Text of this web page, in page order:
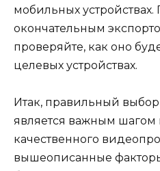
мобильных устройствах.
окончательным
проверяйте, как оно
целевых устройствах.
Итак, правильный
является важным шагом
качественного
вышеописанные